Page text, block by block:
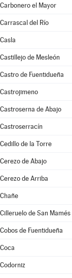
Carbonero el Mayor
Carrascal del Río
Casla
Castillejo de Mesleón
Castro de Fuentidueña
Castrojimeno
Castroserna de Abajo
Castroserracín
Cedillo de la Torre
Cerezo de Abajo
Cerezo de Arriba
Chañe
Cilleruelo de San Mamés
Cobos de Fuentidueña
Coca
Codorniz